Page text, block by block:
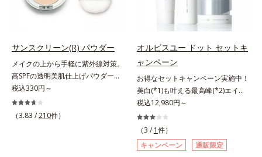
荒れを防ぐ保湿成分*5 ウォッシュ
を除くLM＝さっぱり高保湿タイプ
高保湿タイプ（普通肌～超乾性肌）
どまってうるおいを蓄えてくれま
指します。無油分・無着色・無香
不使用(*5)・パラベンフリー、6つ
のフリー処方で徹底的に肌に寄り添
います。*1 乾燥と敏感をくり返す
こと*2 敏感肌対象連用テスト済
（すべての方のお肌に合うというこ
どまってうるおいを蓄えてくれま
す。刺激を受けやすくなった角層を
うるおいで満たし、脱・敏感肌を目
指します。無油分・無着色・無香
リーで、徹底的に肌に寄り添いま
す。*1 乾燥と敏感をくり返すこと
*2 敏感肌対象連用テスト済（すべ
ての方のお肌に合うということでは
ありません）*3 乾燥して敏感に感
じやすい状態のこと*4 発酵アミノ
酸（ポリグルタミン酸）配合＝乾燥
サンスクリーン(R) パウダー
メイクの上から手軽に紫外線対策。
高SPFの透明美肌仕上げパウダー。
メイクの上から手を汚さずに紫外線
対策ができるUVカットパウダーで
す。“素肌のようななめらかな軽
税込330円～
（3.83 /210件）
オルビスユー ドット セットキ
ャンペーン
お得なセットキャンペーン実施中！
美白(*1)も叶える最高峰(*2)エイジ
ングケア(*3)。ハリも透明感(*4)も
結果主義。年齢サイン(*5)の因子に
着目した肌科学エイジングケア(*3)
シリーズ。オルビスユー ドットシ
リーズは、年齢による肌悩み一つ一
税込12,980円～
（3 / 1件）
キャンペーン
通販限定